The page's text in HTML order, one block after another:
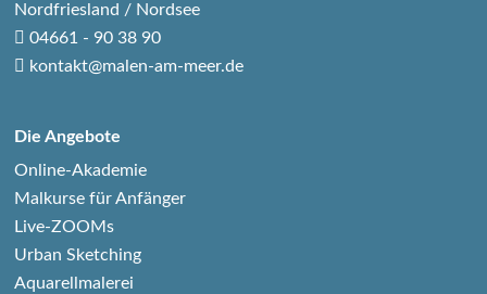
Nordfriesland / Nordsee
04661 - 90 38 90
kontakt@malen-am-meer.de
Die Angebote
Online-Akademie
Malkurse für Anfänger
Live-ZOOMs
Urban Sketching
Aquarellmalerei